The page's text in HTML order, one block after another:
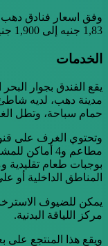
1,83 جنيه إلى 1,900 جنيهًا مصريًا.
الخدمات
مدينة دهب، لديه
حمام سباحة، وتطل
مطاعم و4
بوجبات طعام تقليدية
المناطق الداخلية أو
يمكن للضيوف
مركز اللياقة البدنية.
ويقع هذا المنتجع على بعد 88 كم من مطار شرم الشيخ